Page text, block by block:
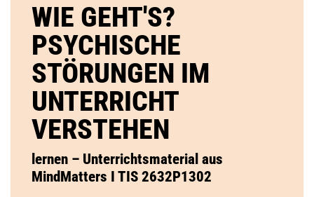
WIE GEHT'S?
PSYCHISCHE
STÖRUNGEN IM
UNTERRICHT
VERSTEHEN
lernen – Unterrichtsmaterial aus
MindMatters I TIS 2632P1302